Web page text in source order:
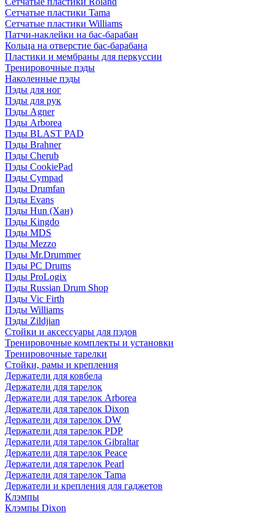
Сетчатые пластики Tama
Сетчатые пластики Williams
Патчи-наклейки на бас-барабан
Кольца на отверстие бас-барабана
Пластики и мембраны для перкуссии
Тренировочные пэды
Наколенные пэды
Пэды для ног
Пэды для рук
Пэды Agner
Пэды Arborea
Пэды BLAST PAD
Пэды Brahner
Пэды Cherub
Пэды CookiePad
Пэды Cympad
Пэды Drumfan
Пэды Evans
Пэды Hun (Хан)
Пэды Kingdo
Пэды MDS
Пэды Mezzo
Пэды Mr.Drummer
Пэды PC Drums
Пэды ProLogix
Пэды Russian Drum Shop
Пэды Vic Firth
Пэды Williams
Пэды Zildjian
Стойки и аксессуары для пэдов
Тренировочные комплекты и установки
Тренировочные тарелки
Стойки, рамы и крепления
Держатели для ковбела
Держатели для тарелок
Держатели для тарелок Arborea
Держатели для тарелок Dixon
Держатели для тарелок DW
Держатели для тарелок PDP
Держатели для тарелок Gibraltar
Держатели для тарелок Peace
Держатели для тарелок Pearl
Держатели для тарелок Tama
Держатели и крепления для гаджетов
Клэмпы
Клэмпы Dixon